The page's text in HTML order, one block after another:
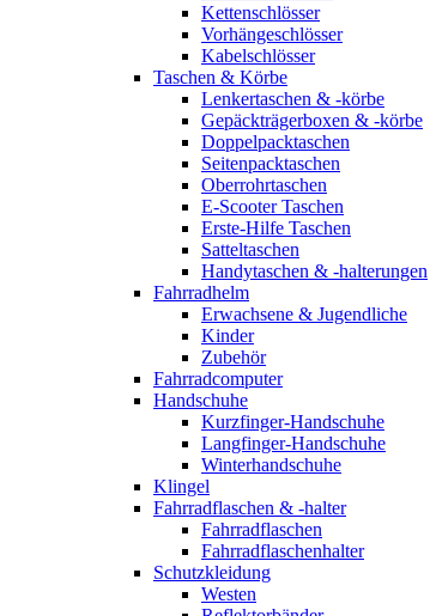
Kettenschlösser
Vorhängeschlösser
Kabelschlösser
Taschen & Körbe
Lenkertaschen & -körbe
Gepäckträgerboxen & -körbe
Doppelpacktaschen
Seitenpacktaschen
Oberrohrtaschen
E-Scooter Taschen
Erste-Hilfe Taschen
Satteltaschen
Handytaschen & -halterungen
Fahrradhelm
Erwachsene & Jugendliche
Kinder
Zubehör
Fahrradcomputer
Handschuhe
Kurzfinger-Handschuhe
Langfinger-Handschuhe
Winterhandschuhe
Klingel
Fahrradflaschen & -halter
Fahrradflaschen
Fahrradflaschenhalter
Schutzkleidung
Westen